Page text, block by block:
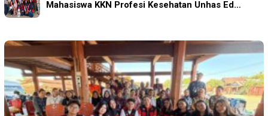
Mahasiswa KKN Profesi Kesehatan Unhas Ed…